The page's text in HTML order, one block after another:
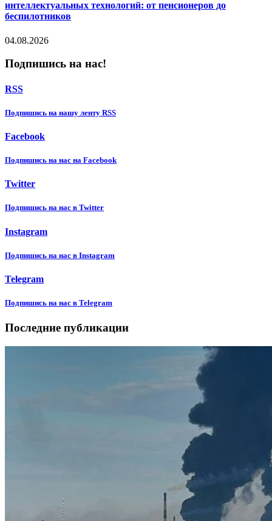
интеллектуальных технологий: от пенсионеров до
беспилотников
04.08.2026
Подпишись на нас!
RSS
Подпишиcь на нашу ленту RSS
Facebook
Подпишиcь на нас на Facebook
Twitter
Подпишиcь на нас в Twitter
Instagram
Подпишиcь на нас в Instagram
Telegram
Подпишиcь на нас в Telegram
Последние публикации